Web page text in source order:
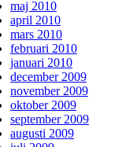
maj 2010
april 2010
mars 2010
februari 2010
januari 2010
december 2009
november 2009
oktober 2009
september 2009
augusti 2009